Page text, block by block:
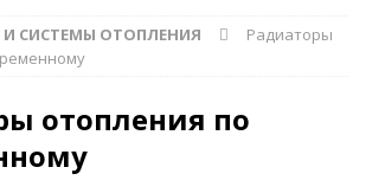
И СИСТЕМЫ ОТОПЛЕНИЯ
Радиаторы
отопления по